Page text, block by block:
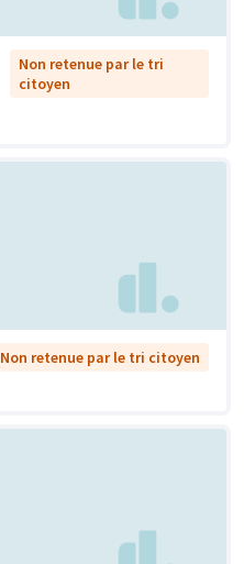
Non retenue par le tri
citoyen
Non retenue par le tri citoyen